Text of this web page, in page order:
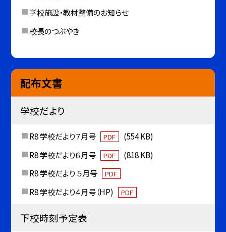
学校施設・教材整備のお知らせ
校長のつぶやき
配布文書
学校だより
R8 学校だより７月号 PDF
(554 KB)
R8 学校だより６月号
PDF
(818 KB)
R8 学校だより ５月号
PDF
R8 学校だより４月号（HP) PDF
下校時刻予定表